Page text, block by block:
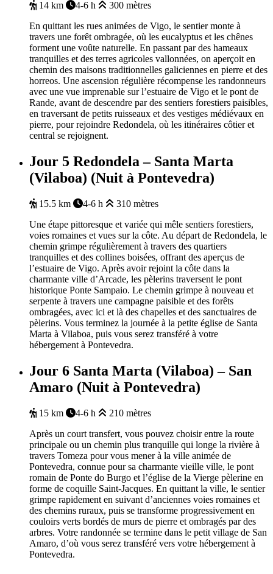
14 km 4-6 h
300 mètres
En quittant les rues animées de Vigo, le sentier monte à
travers une forêt ombragée, où les eucalyptus et les chênes
forment une voûte naturelle. En passant par des hameaux
tranquilles et des terres agricoles vallonnées, on aperçoit en
chemin des maisons traditionnelles galiciennes en pierre et des
horreos. Une ascension régulière récompense les randonneurs
avec une vue imprenable sur l’estuaire de Vigo et le pont de
Rande, avant de descendre par des sentiers forestiers paisibles,
en traversant de petits ruisseaux et des vestiges médiévaux en
pierre, pour rejoindre Redondela, où les itinéraires côtier et
central se rejoignent.
Jour 5 Redondela – Santa Marta
(Vilaboa) (Nuit à Pontevedra)
15.5 km 4-6 h
310 mètres
Une étape pittoresque et variée qui mêle sentiers forestiers,
voies romaines et vues sur la côte. Au départ de Redondela, le
chemin grimpe régulièrement à travers des quartiers
tranquilles et des collines boisées, offrant des aperçus de
l’estuaire de Vigo. Après avoir rejoint la côte dans la
charmante ville d’Arcade, les pèlerins traversent le pont
historique Ponte Sampaio. Le chemin grimpe à nouveau et
serpente à travers une campagne paisible et des forêts
ombragées, avec ici et là des chapelles et des sanctuaires de
pèlerins. Vous terminez la journée à la petite église de Santa
Marta à Vilaboa, puis vous serez transféré à votre
hébergement à Pontevedra.
Jour 6 Santa Marta (Vilaboa) – San
Amaro (Nuit à Pontevedra)
15 km 4-6 h
210 mètres
Après un court transfert, vous pouvez choisir entre la route
principale ou un chemin plus tranquille qui longe la rivière à
travers Tomeza pour vous mener à la ville animée de
Pontevedra, connue pour sa charmante vieille ville, le pont
romain de Ponte do Burgo et l’église de la Vierge pèlerine en
forme de coquille Saint-Jacques. En quittant la ville, le sentier
grimpe rapidement en suivant d’anciennes voies romaines et
des chemins ruraux, puis se transforme progressivement en
couloirs verts bordés de murs de pierre et ombragés par des
arbres. Votre randonnée se termine dans le petit village de San
Amaro, d’où vous serez transféré vers votre hébergement à
Pontevedra.